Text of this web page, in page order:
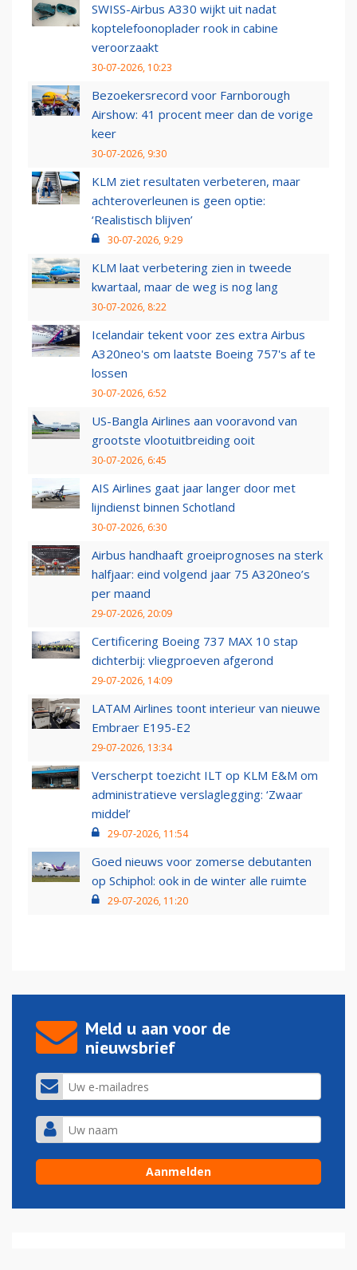
SWISS-Airbus A330 wijkt uit nadat
koptelefoonoplader rook in cabine
veroorzaakt
30-07-2026, 10:23
Bezoekersrecord voor Farnborough
Airshow: 41 procent meer dan de vorige
keer
30-07-2026, 9:30
KLM ziet resultaten verbeteren, maar
achteroverleunen is geen optie:
‘Realistisch blijven’
30-07-2026, 9:29
KLM laat verbetering zien in tweede
kwartaal, maar de weg is nog lang
30-07-2026, 8:22
Icelandair tekent voor zes extra Airbus
A320neo's om laatste Boeing 757's af te
lossen
30-07-2026, 6:52
US-Bangla Airlines aan vooravond van
grootste vlootuitbreiding ooit
30-07-2026, 6:45
AIS Airlines gaat jaar langer door met
lijndienst binnen Schotland
30-07-2026, 6:30
Airbus handhaaft groeiprognoses na sterk
halfjaar: eind volgend jaar 75 A320neo’s
per maand
29-07-2026, 20:09
Certificering Boeing 737 MAX 10 stap
dichterbij: vliegproeven afgerond
29-07-2026, 14:09
LATAM Airlines toont interieur van nieuwe
Embraer E195-E2
29-07-2026, 13:34
Verscherpt toezicht ILT op KLM E&M om
administratieve verslaglegging: ‘Zwaar
middel’
29-07-2026, 11:54
Goed nieuws voor zomerse debutanten
op Schiphol: ook in de winter alle ruimte
29-07-2026, 11:20
Meld u aan voor de
nieuwsbrief